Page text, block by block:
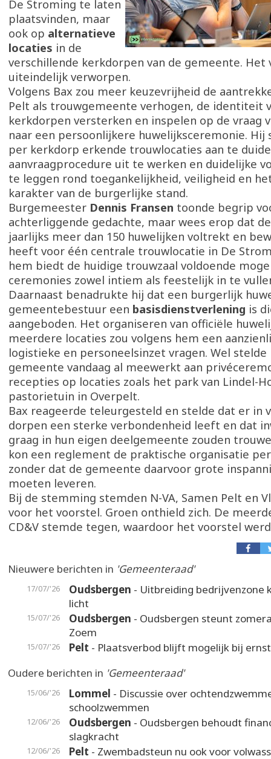
De Stroming te laten
plaatsvinden, maar
ook op alternatieve
locaties in de
verschillende kerkdorpen van de gemeente. Het
uiteindelijk verworpen.
Volgens Bax zou meer keuzevrijheid de
Pelt als trouwgemeente verhogen, de identiteit
kerkdorpen versterken en inspelen op de vraag
naar een persoonlijkere huwelijksceremonie. Hij
per kerkdorp erkende trouwlocaties aan te
aanvraagprocedure uit te werken en duidelijke
te leggen rond toegankelijkheid, veiligheid en
karakter van de burgerlijke stand.
Burgemeester Dennis Fransen toonde begrip
achterliggende gedachte, maar wees erop dat
jaarlijks meer dan 150 huwelijken voltrekt en
heeft voor één centrale trouwlocatie in De
hem biedt de huidige trouwzaal voldoende
ceremonies zowel intiem als feestelijk in te
Daarnaast benadrukte hij dat een burgerlijk
gemeentebestuur een basisdienstverlening is
aangeboden. Het organiseren van officiële
meerdere locaties zou volgens hem een
logistieke en personeelsinzet vragen. Wel stelde
gemeente vandaag al meewerkt aan
recepties op locaties zoals het park van Lindel-
pastorietuin in Overpelt.
Bax reageerde teleurgesteld en stelde dat er in
dorpen een sterke verbondenheid leeft en dat
graag in hun eigen deelgemeente zouden
kon een reglement de praktische organisatie
zonder dat de gemeente daarvoor grote
moeten leveren.
Bij de stemming stemden N-VA, Samen Pelt en
voor het voorstel. Groen onthield zich. De
CD&V stemde tegen, waardoor het voorstel
Nieuwere berichten in 'Gemeenteraad'
17/07/'26 Oudsbergen - Uitbreiding bedrijvenzone
licht
15/07/'26 Oudsbergen - Oudsbergen steunt
Zoem
15/07/'26 Pelt - Plaatsverbod blijft mogelijk bij
Oudere berichten in 'Gemeenteraad'
15/06/'26 Lommel - Discussie over
schoolzwemmen
12/06/'26 Oudsbergen - Oudsbergen behoudt
slagkracht
12/06/'26 Pelt - Zwembadsteun nu ook voor